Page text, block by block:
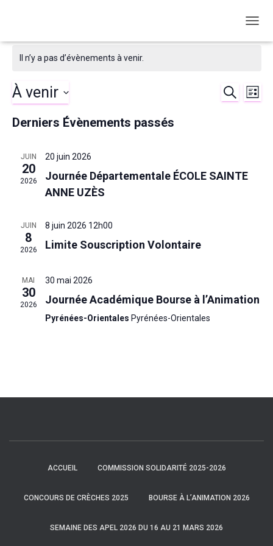
Il n’y a pas d’évènements à venir.
de
À venir
une
Derniers Évènements passés
JUIN
20
2026
20 juin 2026
Journée Départementale ÉCOLE SAINTE
ANNE UZÈS
JUIN
8
2026
8 juin 2026 12h00
Limite Souscription Volontaire
MAI
30
2026
30 mai 2026
Journée Académique Bourse à l’Animation
Pyrénées-Orientales Pyrénées-Orientales
ACCUEIL COMMISSION SOLIDARITÉ 2025-2026
CONCOURS DE CRÈCHES 2025 BOURSE À L’ANIMATION 2026
SEMAINE DES APEL 2026 DU 16 AU 21 MARS 2026